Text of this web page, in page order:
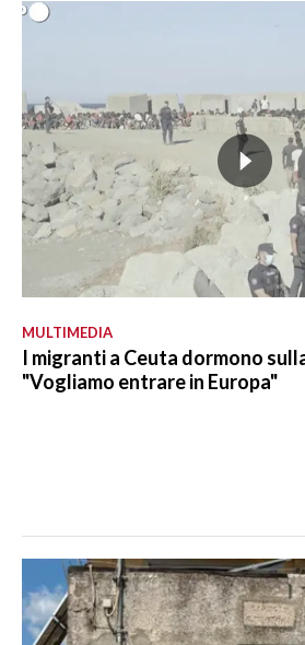
MULTIMEDIA
I migranti a Ceuta dormono
"Vogliamo entrare in Europa"